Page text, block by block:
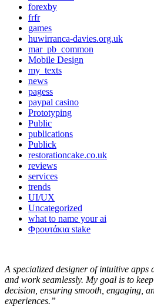
forexby
frfr
games
huwirranca-davies.org.uk
mar_pb_common
Mobile Design
my_texts
news
pagess
paypal casino
Prototyping
Public
publications
Publick
restorationcake.co.uk
reviews
services
trends
UI/UX
Uncategorized
what to name your ai
Φρουτάκια stake
A specialized designer of intuitive apps
and work seamlessly. My goal is to
decision, ensuring smooth, engaging,
experiences.”